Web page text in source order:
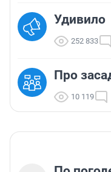
Удивило
252 833
Про
10 119